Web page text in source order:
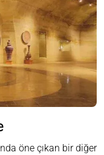
öne çıkan bir diğer